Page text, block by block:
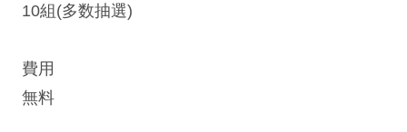
10組(多数抽選)
費用
無料